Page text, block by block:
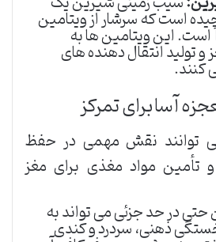
است که سرشار از ویتامین
های A، C و B6 است. این ویتامین ها به
تولید انتقال دهنده های
آسا برای تمرکز
توانند نقش مهمی در حفظ
تأمین مواد مغذی برای مغز
در حد جزئی می تواند به
ذهنی، سردرد و کندی